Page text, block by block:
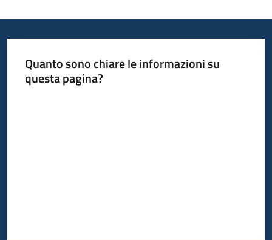
Newsletter
Quanto sono chiare le informazioni su
questa pagina?